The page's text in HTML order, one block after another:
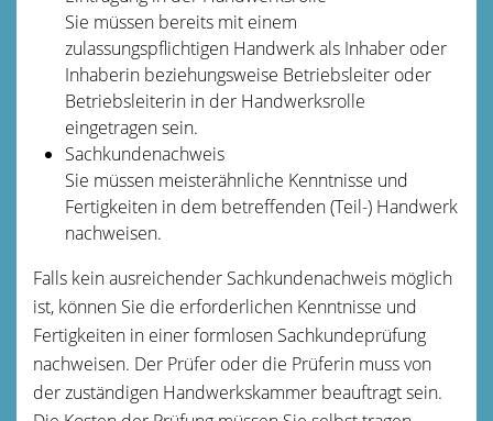
Sie müssen bereits mit einem
zulassungspflichtigen Handwerk als Inhaber oder
Inhaberin beziehungsweise Betriebsleiter oder
Betriebsleiterin in der Handwerksrolle
eingetragen sein.
Sachkundenachweis
Sie müssen meisterähnliche Kenntnisse und
Fertigkeiten in dem betreffenden (Teil-) Handwerk
nachweisen.
Falls kein ausreichender Sachkundenachweis möglich
ist, können Sie die erforderlichen Kenntnisse und
Fertigkeiten in einer formlosen Sachkundeprüfung
nachweisen. Der Prüfer oder die Prüferin muss von
der zuständigen Handwerkskammer beauftragt sein.